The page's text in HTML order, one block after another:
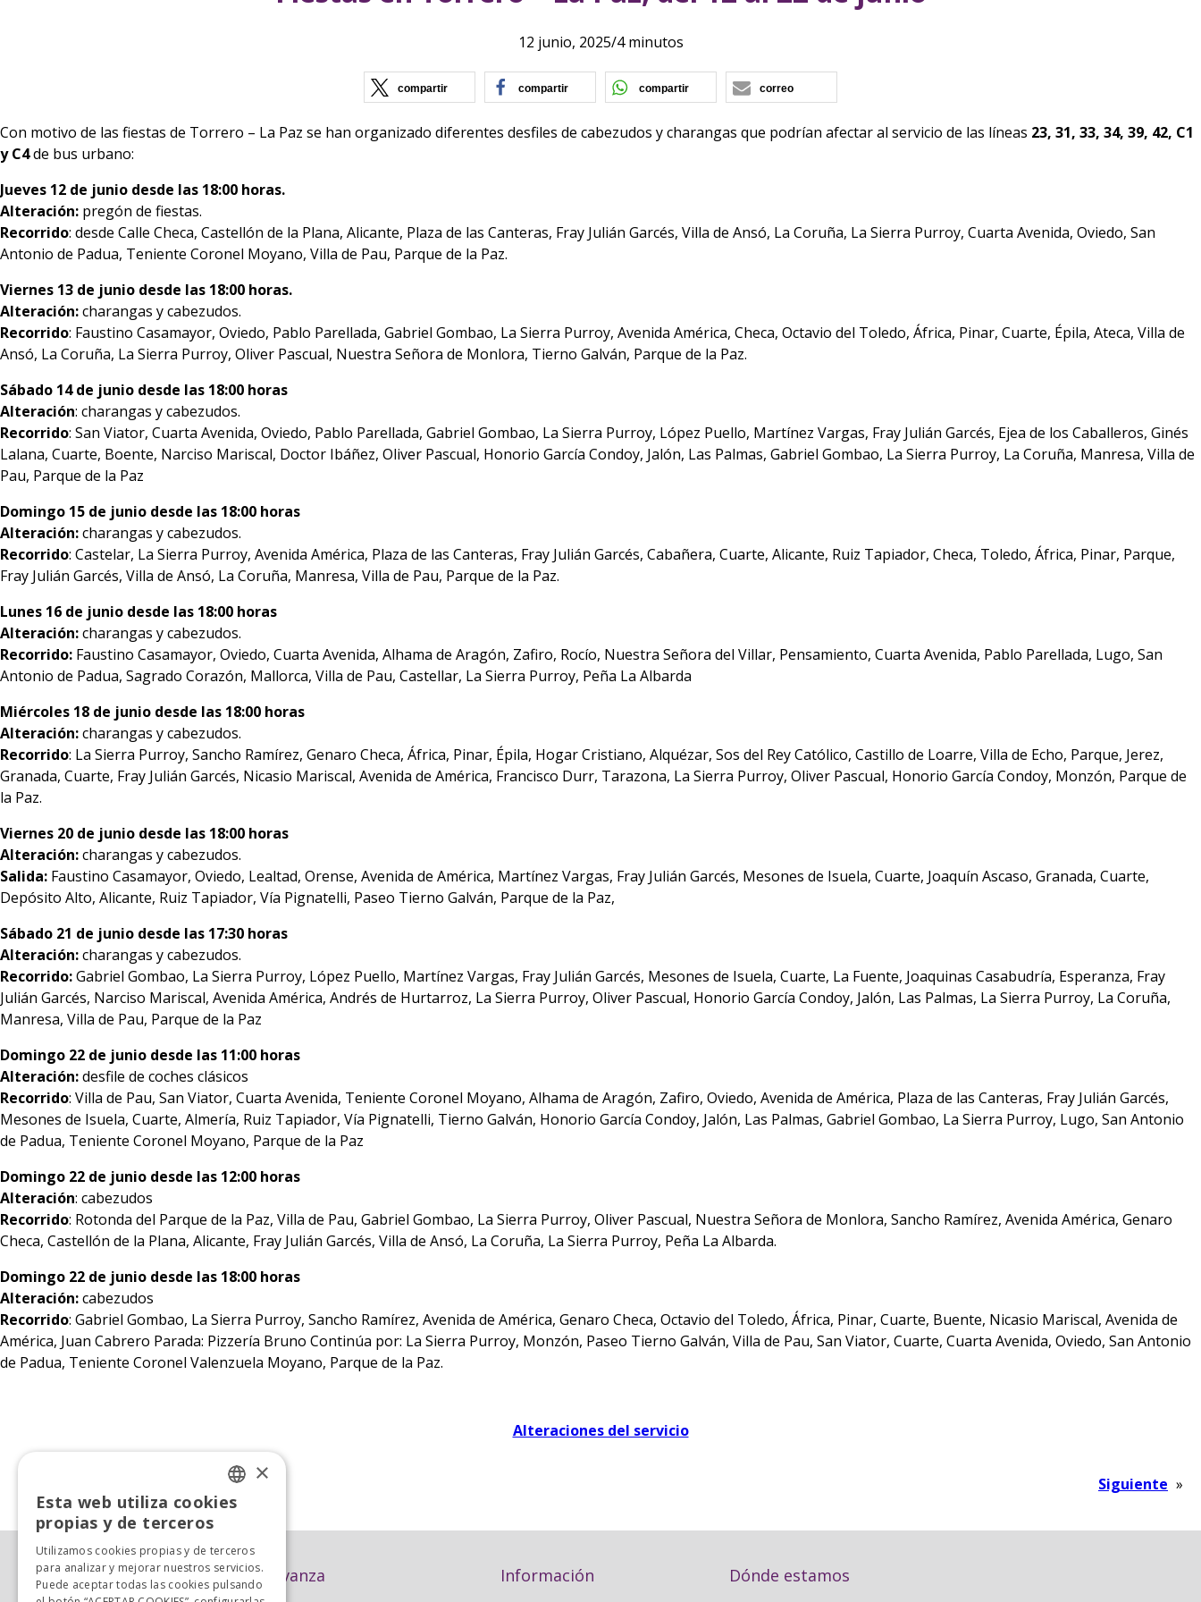
12 junio, 2025/4 minutos
compartir (se abre en nueva ventana)
compartir (se abre en nueva ventana)
compartir (se abre en nueva ventana)
correo
Con motivo de las fiestas de Torrero – La Paz se han organizado diferentes desfiles de cabezudos y charangas que podrían afectar al servicio de las líneas 23, 31, 33, 34, 39, 42, C1
y C4de bus urbano:
Jueves 12 de junio desde las 18:00 horas.
Alteración: pregón de fiestas.
Recorrido: desde Calle Checa, Castellón de la Plana, Alicante, Plaza de las Canteras, Fray Julián Garcés, Villa de Ansó, La Coruña, La Sierra Purroy, Cuarta Avenida, Oviedo, San
Antonio de Padua, Teniente Coronel Moyano, Villa de Pau, Parque de la Paz.
Viernes 13 de junio desde las 18:00 horas.
Alteración:charangas y cabezudos.
Recorrido: Faustino Casamayor, Oviedo, Pablo Parellada, Gabriel Gombao, La Sierra Purroy, Avenida América, Checa, Octavio del Toledo, África, Pinar, Cuarte, Épila, Ateca, Villa de
Ansó, La Coruña, La Sierra Purroy, Oliver Pascual, Nuestra Señora de Monlora, Tierno Galván, Parque de la Paz.
Sábado 14 de junio desde las 18:00 horas
Alteración: charangas y cabezudos.
Recorrido: San Viator, Cuarta Avenida, Oviedo, Pablo Parellada, Gabriel Gombao, La Sierra Purroy, López Puello, Martínez Vargas, Fray Julián Garcés, Ejea de los Caballeros, Ginés
Lalana, Cuarte, Boente, Narciso Mariscal, Doctor Ibáñez, Oliver Pascual, Honorio García Condoy, Jalón, Las Palmas, Gabriel Gombao, La Sierra Purroy, La Coruña, Manresa, Villa de
Pau, Parque de la Paz
Domingo 15 de junio desde las 18:00 horas
Alteración:charangas y cabezudos.
Recorrido: Castelar, La Sierra Purroy, Avenida América, Plaza de las Canteras, Fray Julián Garcés, Cabañera, Cuarte, Alicante, Ruiz Tapiador, Checa, Toledo, África, Pinar, Parque,
Fray Julián Garcés, Villa de Ansó, La Coruña, Manresa, Villa de Pau, Parque de la Paz.
Lunes 16 de junio desde las 18:00 horas
Alteración:charangas y cabezudos.
Recorrido: Faustino Casamayor, Oviedo, Cuarta Avenida, Alhama de Aragón, Zafiro, Rocío, Nuestra Señora del Villar, Pensamiento, Cuarta Avenida, Pablo Parellada, Lugo, San
Antonio de Padua, Sagrado Corazón, Mallorca, Villa de Pau, Castellar, La Sierra Purroy, Peña La Albarda
Miércoles 18 de junio desde las 18:00 horas
Alteración:charangas y cabezudos.
Recorrido: La Sierra Purroy, Sancho Ramírez, Genaro Checa, África, Pinar, Épila, Hogar Cristiano, Alquézar, Sos del Rey Católico, Castillo de Loarre, Villa de Echo, Parque, Jerez,
Granada, Cuarte, Fray Julián Garcés, Nicasio Mariscal, Avenida de América, Francisco Durr, Tarazona, La Sierra Purroy, Oliver Pascual, Honorio García Condoy, Monzón, Parque de
la Paz.
Viernes 20 de junio desde las 18:00 horas
Alteración:charangas y cabezudos.
Salida: Faustino Casamayor, Oviedo, Lealtad, Orense, Avenida de América, Martínez Vargas, Fray Julián Garcés, Mesones de Isuela, Cuarte, Joaquín Ascaso, Granada, Cuarte,
Depósito Alto, Alicante, Ruiz Tapiador, Vía Pignatelli, Paseo Tierno Galván, Parque de la Paz,
Sábado 21 de junio desde las 17:30 horas
Alteración:charangas y cabezudos.
Recorrido:Gabriel Gombao, La Sierra Purroy, López Puello, Martínez Vargas, Fray Julián Garcés, Mesones de Isuela, Cuarte, La Fuente, Joaquinas Casabudría, Esperanza, Fray
Julián Garcés, Narciso Mariscal, Avenida América, Andrés de Hurtarroz, La Sierra Purroy, Oliver Pascual, Honorio García Condoy, Jalón, Las Palmas, La Sierra Purroy, La Coruña,
Manresa, Villa de Pau, Parque de la Paz
Domingo 22 de junio desde las 11:00 horas
Alteración:desfile de coches clásicos
Recorrido: Villa de Pau, San Viator, Cuarta Avenida, Teniente Coronel Moyano, Alhama de Aragón, Zafiro, Oviedo, Avenida de América, Plaza de las Canteras, Fray Julián Garcés,
Mesones de Isuela, Cuarte, Almería, Ruiz Tapiador, Vía Pignatelli, Tierno Galván, Honorio García Condoy, Jalón, Las Palmas, Gabriel Gombao, La Sierra Purroy, Lugo, San Antonio
de Padua, Teniente Coronel Moyano, Parque de la Paz
Domingo 22 de junio desde las 12:00 horas
Alteración: cabezudos
Recorrido: Rotonda del Parque de la Paz, Villa de Pau, Gabriel Gombao, La Sierra Purroy, Oliver Pascual, Nuestra Señora de Monlora, Sancho Ramírez, Avenida América, Genaro
Checa, Castellón de la Plana, Alicante, Fray Julián Garcés, Villa de Ansó, La Coruña, La Sierra Purroy, Peña La Albarda.
Domingo 22 de junio desde las 18:00 horas
Alteración:cabezudos
Recorrido: Gabriel Gombao, La Sierra Purroy, Sancho Ramírez, Avenida de América, Genaro Checa, Octavio del Toledo, África, Pinar, Cuarte, Buente, Nicasio Mariscal, Avenida de
América, Juan Cabrero Parada: Pizzería Bruno Continúa por: La Sierra Purroy, Monzón, Paseo Tierno Galván, Villa de Pau, San Viator, Cuarte, Cuarta Avenida, Oviedo, San Antonio
de Padua, Teniente Coronel Valenzuela Moyano, Parque de la Paz.
Alteraciones del servicio
Siguiente »
Avanza Información Dónde estamos
SPANISH
×
Esta web utiliza cookies
propias y de terceros
Utilizamos cookies propias y de terceros
para analizar y mejorar nuestros servicios.
Puede aceptar todas las cookies pulsando